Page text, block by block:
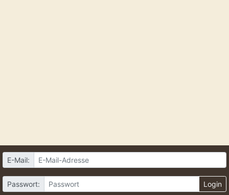
E-Mail:
Passwort:
Login